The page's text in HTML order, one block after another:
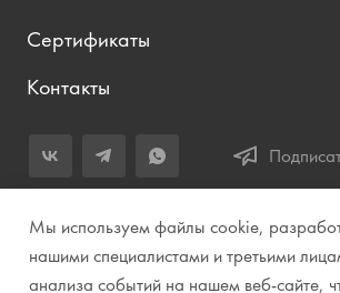
Сертификаты
Контакты
+7 (343) 283-04-11
Заказать звонок
info@prirodazvuka.ru
Мы используем файлы cookie,
нашими специалистами и третьими
анализа событий на нашем веб-сайте,